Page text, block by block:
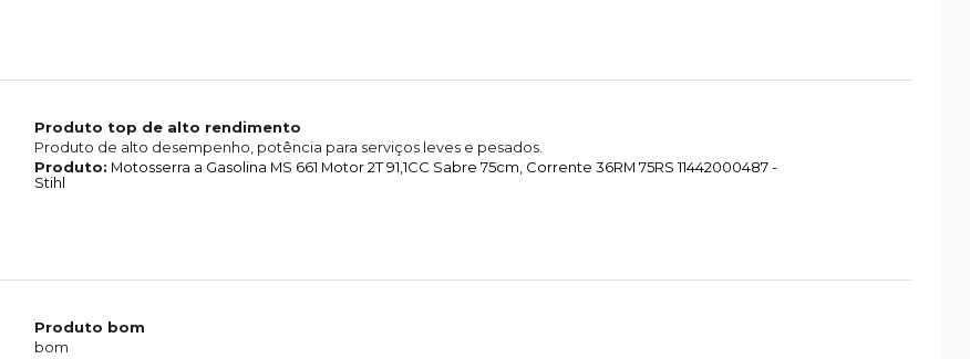
Produto top de alto rendimento
Produto de alto desempenho, potência para serviços leves e pesados.
Produto: Motosserra a Gasolina MS 661 Motor 2T 91,1CC Sabre 75cm, Corrente 36RM 75RS 11442000487 -
Stihl
Produto bom
bom